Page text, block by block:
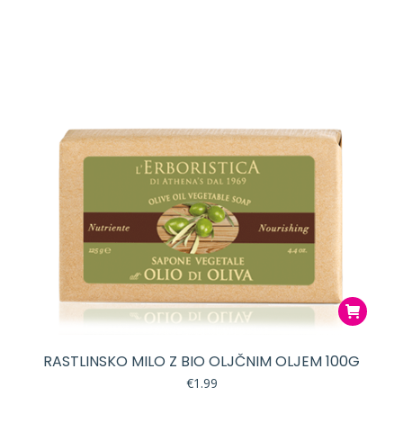
RASTLINSKO MILO Z BIO OLJČNIM OLJEM 100G
€1.99